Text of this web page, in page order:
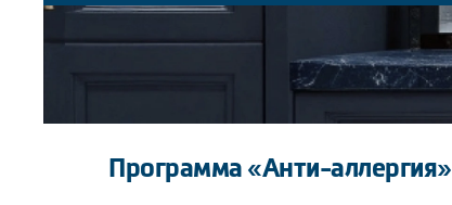
Программа «Анти-аллергия»